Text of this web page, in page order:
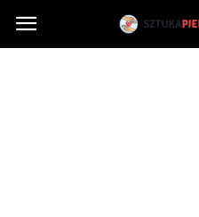
Sztukapielegnowania.pl